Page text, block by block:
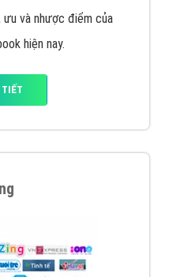
cáo của Google được
trên cùng và 3 vị trí